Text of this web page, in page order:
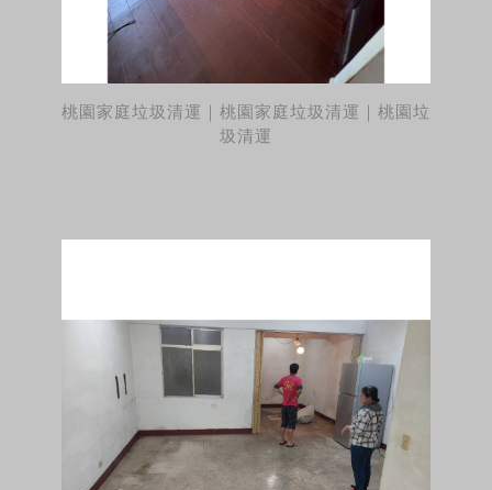
桃園家庭垃圾清運｜桃園家庭垃圾清運｜桃園垃
圾清運